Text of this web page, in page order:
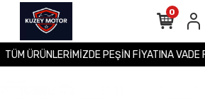
TÜM ÜRÜNLERİMİZDE PEŞİN FİYATINA
0